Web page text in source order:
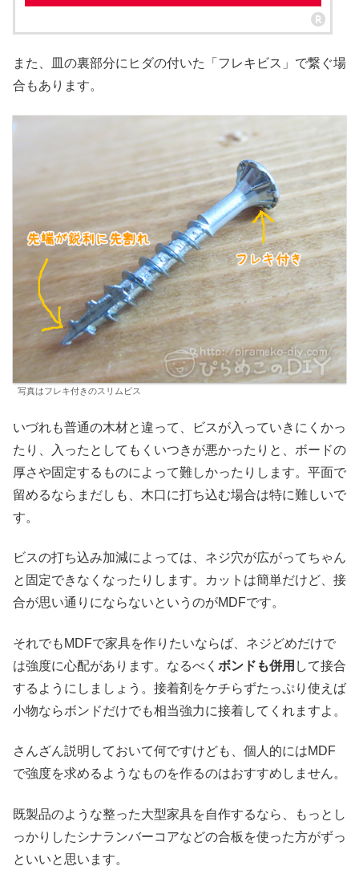
また、皿の裏部分にヒダの付いた「フレキビス」で繋ぐ場
合もあります。
写真はフレキ付きのスリムビス
いづれも普通の木材と違って、ビスが入っていきにくかっ
たり、入ったとしてもくいつきが悪かったりと、ボードの
厚さや固定するものによって難しかったりします。平面で
留めるならまだしも、木口に打ち込む場合は特に難しいで
す。
ビスの打ち込み加減によっては、ネジ穴が広がってちゃん
と固定できなくなったりします。カットは簡単だけど、接
合が思い通りにならないというのがMDFです。
それでもMDFで家具を作りたいならば、ネジどめだけで
は強度に心配があります。なるべく ボンドも併用 して接合
するようにしましょう。接着剤をケチらずたっぷり使えば
小物ならボンドだけでも相当強力に接着してくれますよ。
さんざん説明しておいて何ですけども、個人的にはMDF
で強度を求めるようなものを作るのはおすすめしません。
既製品のような整った大型家具を自作するなら、もっとし
っかりしたシナランバーコアなどの合板を使った方がずっ
といいと思います。